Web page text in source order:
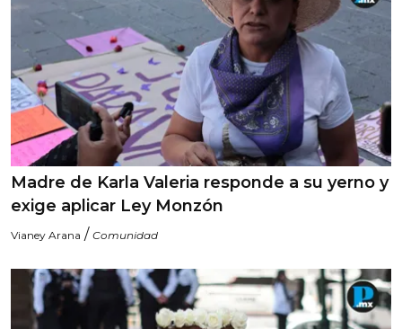
Madre de Karla Valeria responde a su yerno y
exige aplicar Ley Monzón
Vianey Arana / Comunidad